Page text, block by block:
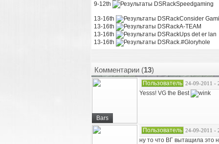
9-12th
Speedgaming
13-16th
Consider
13-16th
A-TEAM
13-16th
Ups det er lan
13-16th
.#Gloryhole
Комментарии (13)
Bars
Пользователь 24-09-2011 -
Yesss! VG the Best
Пользователь 24-09-2011 -
ну то что ВГ вытащила это